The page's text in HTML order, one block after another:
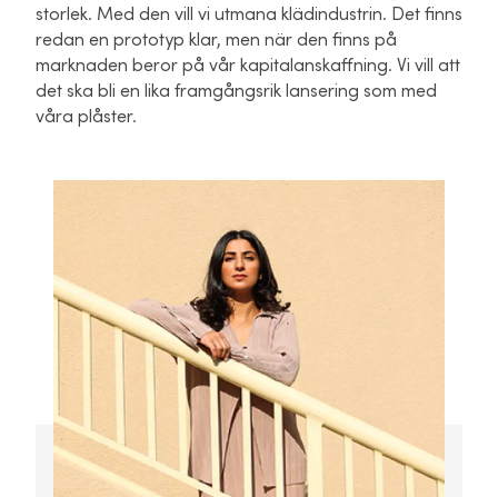
storlek. Med den vill vi utmana klädindustrin. Det finns
redan en prototyp klar, men när den finns på
marknaden beror på vår kapitalanskaffning. Vi vill att
det ska bli en lika framgångsrik lansering som med
våra plåster.